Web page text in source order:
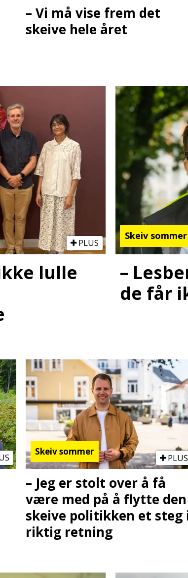
– Vi må vise frem det
skeive hele året
PLUS
lulle
Skeiv sommer
–
de får
Skeiv sommer
PLUS
– Jeg er stolt over å få
være med på å flytte den
skeive politikken et steg
riktig retning